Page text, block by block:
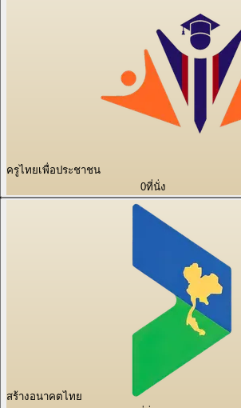
ครูไทยเพื่อประชาชน
0ที่นั่ง
สร้างอนาคตไทย